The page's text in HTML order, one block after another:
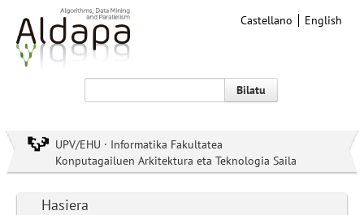
Castellano English
Bilatu
UPV/EHU · Informatika Fakultatea
Konputagailuen Arkitektura eta Teknologia Saila
Hasiera